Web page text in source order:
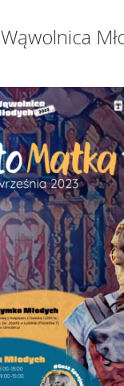
Wąwolnica